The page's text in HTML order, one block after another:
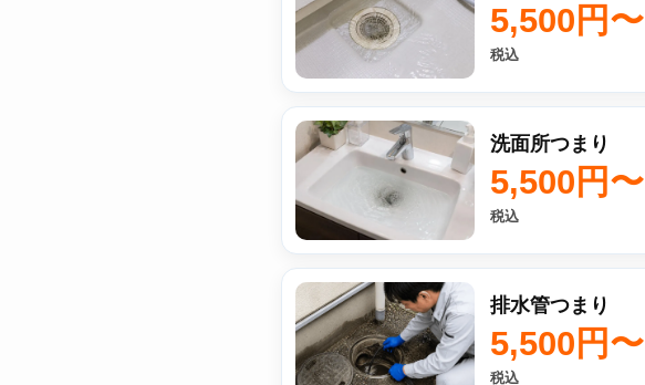
5,500円〜
税込
洗面所つまり
5,500円〜
税込
排水管つまり
5,500円〜
税込